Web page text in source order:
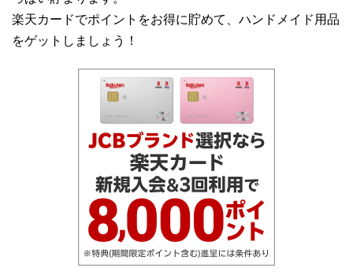
楽天カードでポイントをお得に貯めて、ハンドメイド用品
をゲットしましょう！